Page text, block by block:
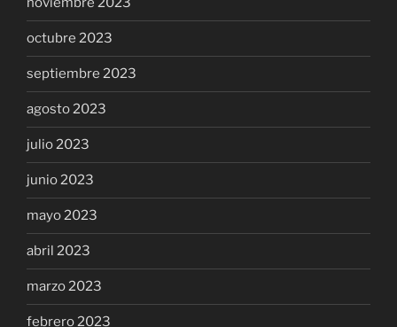
octubre 2023
septiembre 2023
agosto 2023
julio 2023
junio 2023
mayo 2023
abril 2023
marzo 2023
febrero 2023